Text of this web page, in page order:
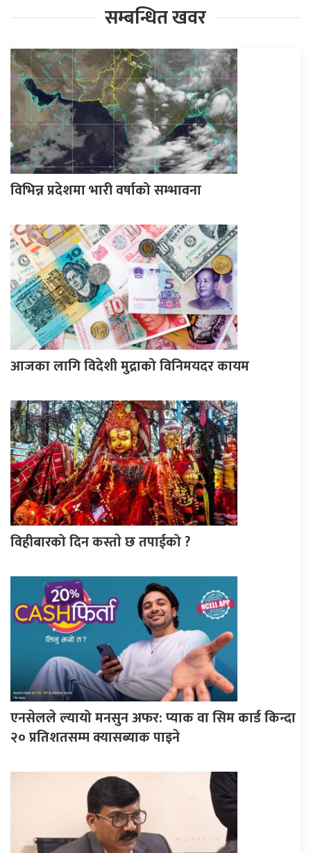
सम्बन्धित खवर
विभिन्न प्रदेशमा भारी वर्षाको सम्भावना
आजका लागि विदेशी मुद्राको विनिमयदर कायम
विहीबारको दिन कस्ताे छ तपाईको ?
एनसेलले ल्यायो मनसुन अफर: प्याक वा सिम कार्ड किन्दा
२० प्रतिशतसम्म क्यासब्याक पाइने